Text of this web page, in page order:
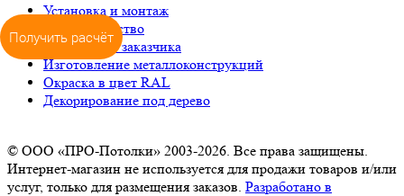
Установка и монтаж
Сотрудничество
Доставка до заказчика
Изготовление металлоконструкций
Окраска в цвет RAL
Декорирование под дерево
© ООО «ПРО-Потолки» 2003-2026. Все права защищены.
Интернет-магазин не используется для продажи товаров и/или
услуг, только для размещения заказов. Разработано в
Получить расчёт